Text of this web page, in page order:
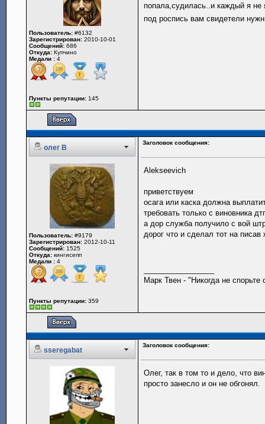
Пользователь: #6132
Зарегистрирован: 2010-10-01
Сообщений: 686
Откуда: Купчино
Медали : 4
Пункты репутации: 145
попала,судилась..и каждый я не
под роспись вам свидетели
олег В
Заголовок сообщения:
Пользователь: #9179
Зарегистрирован: 2012-10-11
Сообщений: 1525
Откуда: кингисепп
Медали : 4
Пункты репутации: 359
Alekseevich
приветствуем
осага или каска должна
требовать только с виновника
а дор служба получило с вой
дорог что и сделал тот на
Марк Твен - "Никогда не
sseregabat
Заголовок сообщения:
Олег, так в том то и дело, что
просто занесло и он не обгонял.